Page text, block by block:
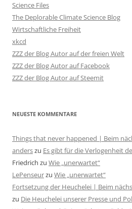
Science Files
The Deplorable Climate Science Blog
Wirtschaftliche Freiheit
xkcd
ZZZ der Blog Autor auf der freien Welt
ZZZ der Blog Autor auf Facebook
ZZZ der Blog Autor auf Steemit
NEUESTE KOMMENTARE
Things that never happened | Beim
anderszu Es gibt für die Verlogenheit
Friedrich zu Wie „unerwartet“
LePenseurzu Wie „unerwartet“
Fortsetzung der Heuchelei | Beim
zu Die Heuchelei unserer Presse und